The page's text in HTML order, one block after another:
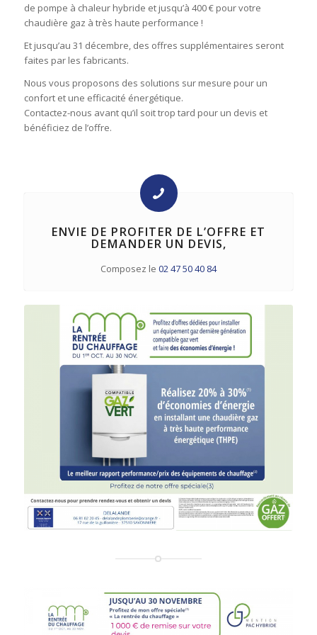
de pompe à chaleur hybride et jusqu’à 400 € pour votre
chaudière gaz à très haute performance !
Et jusqu’au 31 décembre, des offres supplémentaires seront
faites par les fabricants.
Nous vous proposons des solutions sur mesure pour un
confort et une efficacité énergétique.
Contactez-nous avant qu’il soit trop tard pour un devis et
bénéficiez de l’offre.
ENVIE DE PROFITER DE L’OFFRE ET
DEMANDER UN DEVIS,
Composez le 02 47 50 40 84